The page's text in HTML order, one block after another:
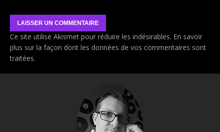
Ce site utilise Akismet pour réduire les indésirables. En savoir
plus sur la façon dont les données de vos commentaires sont
traitées.